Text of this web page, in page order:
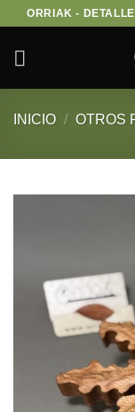
Saltar
contenido
ORRIAK -
INICIO / OTROS